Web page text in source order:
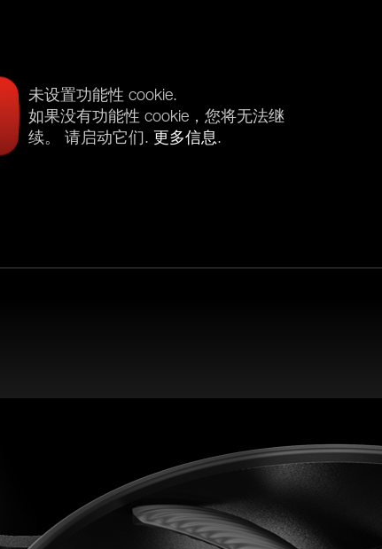
未设置功能性 cookie.
如果没有功能性 cookie，您将无法继
续。 请启动它们.更多信息.